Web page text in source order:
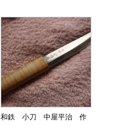
和鉄 小刀 中屋平治 作